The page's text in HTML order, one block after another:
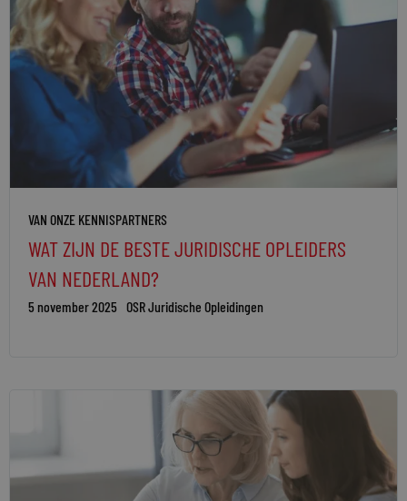
VAN ONZE KENNISPARTNERS
WAT ZIJN DE BESTE JURIDISCHE OPLEIDERS
VAN NEDERLAND?
5 november 2025 OSR Juridische Opleidingen